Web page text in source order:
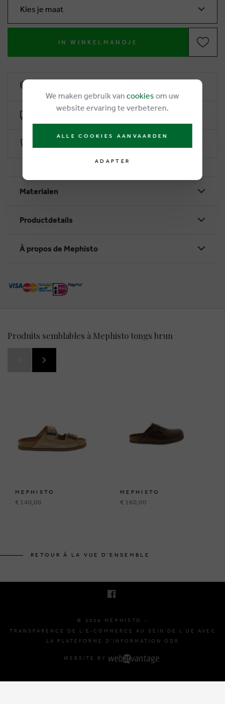
Kies je maat
IN WINKELMANDJE
Livraison gratuite dès €50
Materialen
Productdetails
À propos de Mephisto
Produits semblables à Mephisto tongs brun
MEPHISTO
€ 140,00
MEPHISTO
€ 160,00
RETOUR À LA VUE D'ENSEMBLE
© 2026 MEPHISTO -
TRANSPARENCE DE L'E-COMMERCE AU SEIN DE L'UE AVEC
LA PLATEFORME D'INFORMATION ODR
WEBSITE BY
We maken gebruik van cookies om uw
website ervaring te verbeteren.
ALLE COOKIES AANVAARDEN
ADAPTER